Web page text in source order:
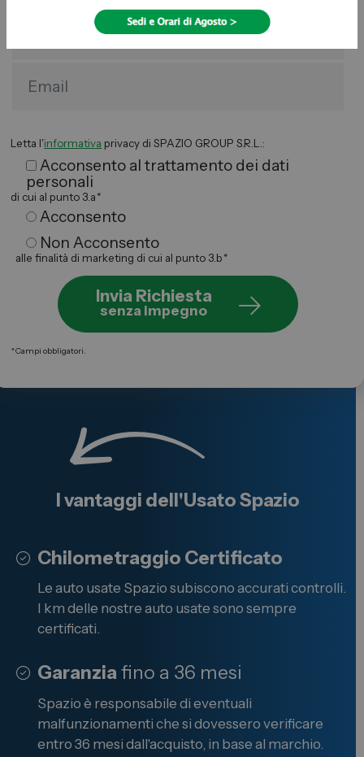
Letta l'informativa privacy di SPAZIO GROUP S.R.L.:
Acconsento al trattamento dei dati
personali
di cui al punto 3.a*
Acconsento
Non Acconsento
alle finalità di marketing di cui al punto 3.b*
Invia Richiesta
senza impegno
*Campi obbligatori.
I vantaggi dell'UsatoSpazio
Chilometraggio Certificato
Le auto usate Spazio subiscono accurati controlli.
I km delle nostre auto usate sono sempre
certificati.
Garanziafino a 36 mesi
Spazio è responsabile di eventuali
malfunzionamenti che si dovessero verificare
entro 36 mesi dall'acquisto, in base al marchio.